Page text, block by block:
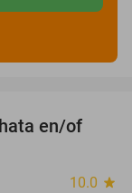
56%
en/of
10.0 star